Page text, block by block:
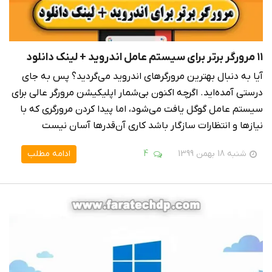
۱۱ مرورگر برتر برای سیستم عامل اندروید + لینک دانلود
آیا به دنبال بهترین مرورگرهای اندروید می‌گردید؟ پس به جای
درستی آمده‌اید. اگرچه اکنون بی‌شمار اپلیکیشن مرورگر عالی برای
سیستم عامل گوگل یافت می‌شود، اما پیدا کردن مرورگری که با
نیازها و انتظارات سازگار باشد کاری آن‌قدرها آسان نیست
شنبه 18 بهمن 1399 4 ادامه مطلب